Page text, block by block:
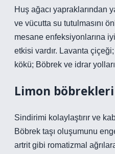
Huş ağacı yapraklarından
ve vücutta su tutulmasını
mesane enfeksiyonlarına
etkisi vardır. Lavanta
kökü; Böbrek ve idrar
Limon
Sindirimi kolaylaştırır ve
Böbrek taşı oluşumunu
artrit gibi romatizmal